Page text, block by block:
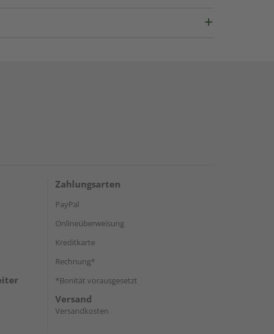
Zahlungsarten
PayPal
Onlineüberweisung
Kreditkarte
Rechnung*
*Bonität vorausgesetzt
Versand
Versandkosten